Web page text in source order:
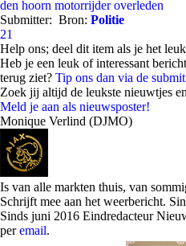
den hoorn motorrijder overleden
Submitter: Bron: Politie
21
Help ons; deel dit item als je het
Heb je een leuk of interessant
terug ziet? Tip ons dan via de
Zoek jij altijd de leukste nieuwtjes
Meld je aan als nieuwsposter!
Monique Verlind (DJMO)
Is van alle markten thuis, van
Schrijft mee aan het weerbericht.
Sinds juni 2016 Eindredacteur
peremail.